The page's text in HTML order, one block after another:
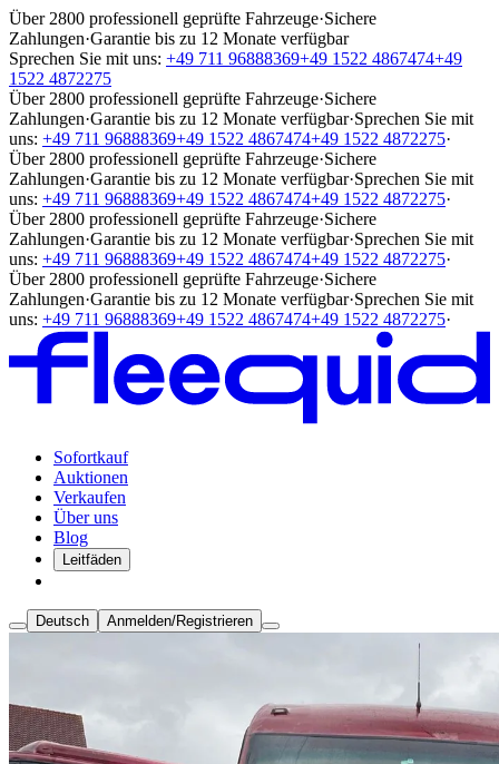
Über 2800 professionell geprüfte Fahrzeuge·Sichere
Zahlungen·Garantie bis zu 12 Monate verfügbar
Sprechen Sie mit uns: +49 711 96888369+49 1522 4867474+49
1522 4872275
Über 2800 professionell geprüfte Fahrzeuge·Sichere
Zahlungen·Garantie bis zu 12 Monate verfügbar·Sprechen Sie mit
uns: +49 711 96888369+49 1522 4867474+49 1522 4872275·
Über 2800 professionell geprüfte Fahrzeuge·Sichere
Zahlungen·Garantie bis zu 12 Monate verfügbar·Sprechen Sie mit
uns: +49 711 96888369+49 1522 4867474+49 1522 4872275·
Über 2800 professionell geprüfte Fahrzeuge·Sichere
Zahlungen·Garantie bis zu 12 Monate verfügbar·Sprechen Sie mit
uns: +49 711 96888369+49 1522 4867474+49 1522 4872275·
Über 2800 professionell geprüfte Fahrzeuge·Sichere
Zahlungen·Garantie bis zu 12 Monate verfügbar·Sprechen Sie mit
uns: +49 711 96888369+49 1522 4867474+49 1522 4872275·
Sofortkauf
Auktionen
Verkaufen
Über uns
Blog
Leitfäden
Deutsch Anmelden/Registrieren